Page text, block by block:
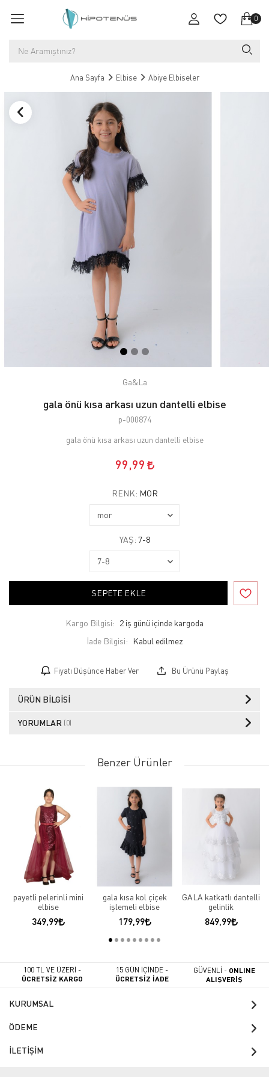
0
Ana Sayfa Elbise Abiye Elbiseler
Ga&La
gala önü kısa arkası uzun dantelli elbise
p-000874
gala önü kısa arkası uzun dantelli elbise
99,99
RENK: MOR
YAŞ: 7-8
SEPETE EKLE
Kargo Bilgisi: 2 iş günü içinde kargoda
İade Bilgisi:
Fiyatı Düşünce Haber Ver Bu Ürünü Paylaş
ÜRÜN BILGISI
YORUMLAR (0)
Benzer Ürünler
payetli pelerinli mini
elbise
349,99
gala kısa kol çiçek
işlemeli elbise
179,99
GALA katkatlı dantelli
gelinlik
849,99
100 TL VE ÜZERİ -
ÜCRETSİZ KARGO
15 GÜN İÇİNDE -
ÜCRETSİZ İADE
GÜVENLİ - ONLINE
ALIŞVERİŞ
KURUMSAL
ÖDEME
İLETİŞİM